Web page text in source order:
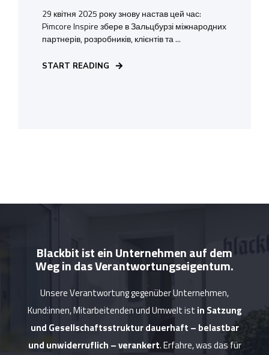
29 квітня 2025 року знову настав цей час:
Pimcore Inspire збере в Зальцбурзі міжнародних
партнерів, розробників, клієнтів та ...
START READING
Blackbit ist ein Unternehmen auf dem
Weg in das Verantwortungseigentum.
Unsere Verantwortung gegenüber Unternehmen,
Kund:innen, Mitarbeitenden und Umwelt ist in Satzung
und Gesellschaftsstruktur dauerhaft – belastbar
und unwiderruflich – verankert. Erfahre, was das für